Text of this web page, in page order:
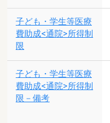
子ども・学生等医療
費助成<通院>所得制
限
子ども・学生等医療
費助成<通院>所得制
限－備考